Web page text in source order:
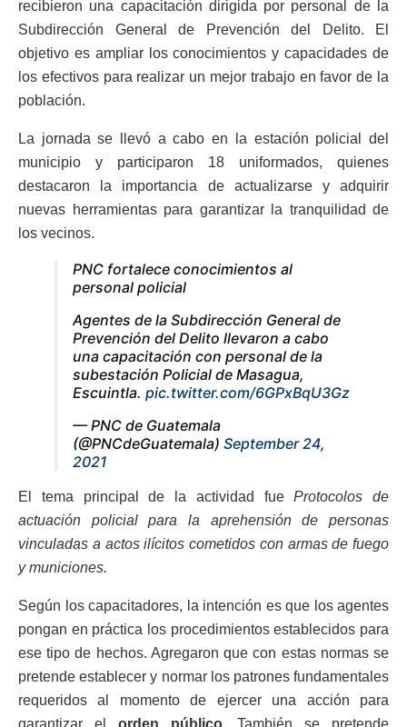
recibieron una capacitación dirigida por personal de la
Subdirección General de Prevención del Delito. El
objetivo es ampliar los conocimientos y capacidades de
los efectivos para realizar un mejor trabajo en favor de la
población.
La jornada se llevó a cabo en la estación policial del
municipio y participaron 18 uniformados, quienes
destacaron la importancia de actualizarse y adquirir
nuevas herramientas para garantizar la tranquilidad de
los vecinos.
PNC fortalece conocimientos al
personal policial
Agentes de la Subdirección General de
Prevención del Delito llevaron a cabo
una capacitación con personal de la
subestación Policial de Masagua,
Escuintla. pic.twitter.com/6GPxBqU3Gz
— PNC de Guatemala
(@PNCdeGuatemala) September 24,
2021
El tema principal de la actividad fueProtocolos de
actuación policial para la aprehensión de personas
vinculadas a actos ilícitos cometidos con armas de fuego
y municiones.
Según los capacitadores, la intención es que los agentes
pongan en práctica los procedimientos establecidos para
ese tipo de hechos. Agregaron que con estas normas se
pretende establecer y normar los patrones fundamentales
requeridos al momento de ejercer una acción para
garantizar el
orden público. También se pretende